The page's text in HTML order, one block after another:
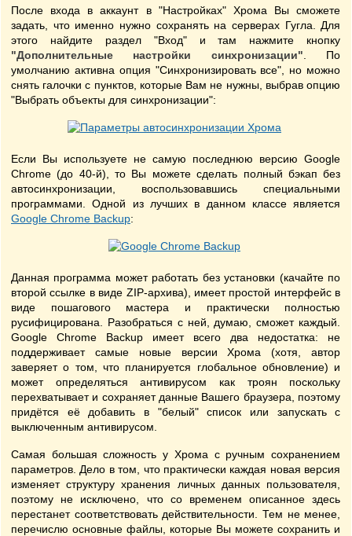
После входа в аккаунт в "Настройках" Хрома Вы сможете
задать, что именно нужно сохранять на серверах Гугла. Для
этого найдите раздел "Вход" и там нажмите кнопку
"Дополнительные настройки синхронизации" . По
умолчанию активна опция "Синхронизировать все", но можно
снять галочки с пунктов, которые Вам не нужны, выбрав опцию
"Выбрать объекты для синхронизации":
Если Вы используете не самую последнюю версию Google
Chrome (до 40-й), то Вы можете сделать полный бэкап без
автосинхронизации, воспользовавшись специальными
программами. Одной из лучших в данном классе является
Google Chrome Backup:
Данная программа может работать без установки (качайте по
второй ссылке в виде ZIP-архива), имеет простой интерфейс в
виде пошагового мастера и практически полностью
русифицирована. Разобраться с ней, думаю, сможет каждый.
Google Chrome Backup имеет всего два недостатка: не
поддерживает самые новые версии Хрома (хотя, автор
заверяет о том, что планируется глобальное обновление) и
может определяться антивирусом как троян поскольку
перехватывает и сохраняет данные Вашего браузера, поэтому
придётся её добавить в "белый" список или запускать с
выключенным антивирусом.
Самая большая сложность у Хрома с ручным сохранением
параметров. Дело в том, что практически каждая новая версия
изменяет структуру хранения личных данных пользователя,
поэтому не исключено, что со временем описанное здесь
перестанет соответствовать действительности. Тем не менее,
перечислю основные файлы, которые Вы можете сохранить и